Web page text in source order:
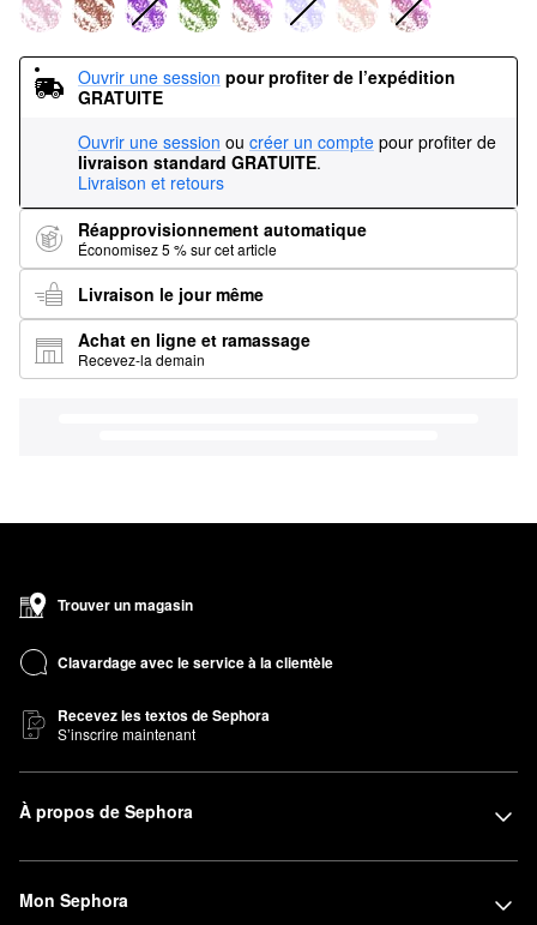
Ouvrir une session pour profiter de l’expédition
GRATUITE
Ouvrir une session ou créer un compte pour profiter de
livraison standard GRATUITE.
Livraison et retours
Réapprovisionnement automatique
Économisez 5 % sur cet article
Livraison le jour même
Achat en ligne et ramassage
Recevez-la demain
Trouver un magasin
Clavardage avec le service à la clientèle
Recevez les textos de Sephora
S’inscrire maintenant
À propos de Sephora
Mon Sephora